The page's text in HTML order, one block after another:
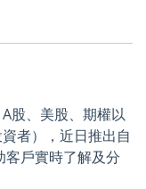
股、美股、期權以
者），近日推出自
戶實時了解及分